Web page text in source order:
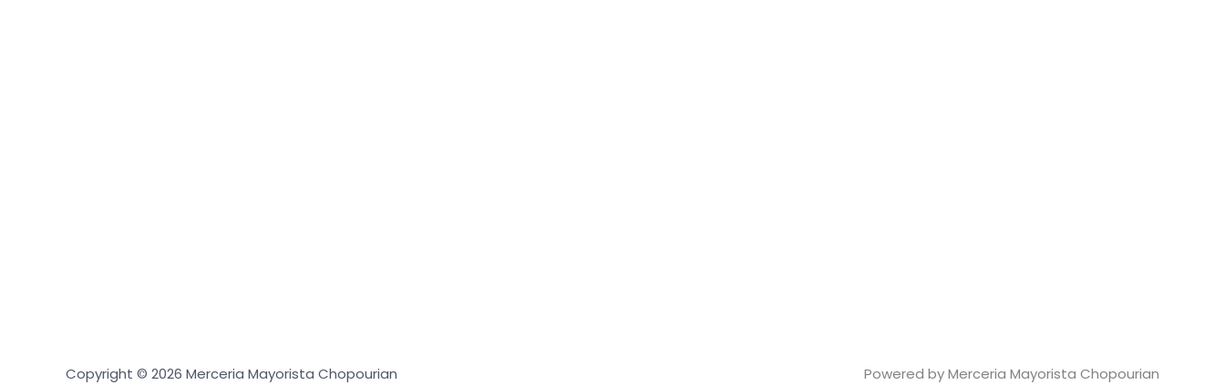
Copyright © 2026 Merceria Mayorista Chopourian Powered by Merceria Mayorista Chopourian